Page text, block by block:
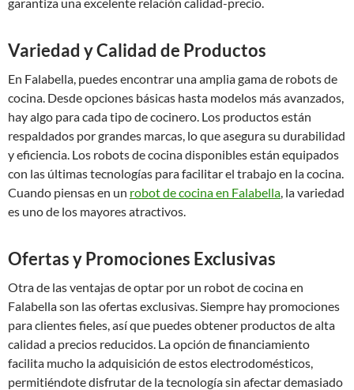
Variedad y Calidad de Productos
En Falabella, puedes encontrar una amplia gama de robots de
cocina. Desde opciones básicas hasta modelos más avanzados,
hay algo para cada tipo de cocinero. Los productos están
respaldados por grandes marcas, lo que asegura su durabilidad
y eficiencia. Los robots de cocina disponibles están equipados
con las últimas tecnologías para facilitar el trabajo en la cocina.
Cuando piensas en un robot de cocina en Falabella, la variedad
es uno de los mayores atractivos.
Ofertas y Promociones Exclusivas
Otra de las ventajas de optar por un robot de cocina en
Falabella son las ofertas exclusivas. Siempre hay promociones
para clientes fieles, así que puedes obtener productos de alta
calidad a precios reducidos. La opción de financiamiento
facilita mucho la adquisición de estos electrodomésticos,
permitiéndote disfrutar de la tecnología sin afectar demasiado